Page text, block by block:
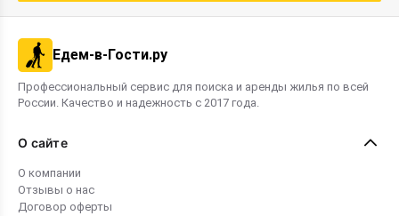
Едем-в-Гости.ру
Профессиональный сервис для поиска и аренды жилья по всей
России. Качество и надежность с 2017 года.
О сайте
О компании
Отзывы о нас
Договор оферты